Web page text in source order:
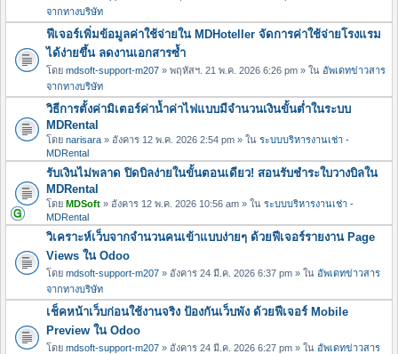
จากทางบริษัท
ฟีเจอร์เพิ่มข้อมูลค่าใช้จ่ายใน MDHoteller จัดการค่าใช้จ่ายโรงแรม
ได้ง่ายขึ้น ลดงานเอกสารซ้ำ
โดย mdsoft-support-m207 » พฤหัสฯ. 21 พ.ค. 2026 6:26 pm » ใน อัพเดทข่าวสาร
จากทางบริษัท
วิธีการตั้งค่ามิเตอร์ค่าน้ำค่าไฟแบบมีจำนวนเงินขั้นต่ำในระบบ
MDRental
โดย narisara » อังคาร 12 พ.ค. 2026 2:54 pm » ใน ระบบบริหารงานเช่า -
MDRental
รับเงินไม่พลาด ปิดบิลง่ายในขั้นตอนเดียว! สอนรับชำระใบวางบิลใน
MDRental
โดย MDSoft » อังคาร 12 พ.ค. 2026 10:56 am » ใน ระบบบริหารงานเช่า -
MDRental
วิเคราะห์เว็บจากจำนวนคนเข้าแบบง่ายๆ ด้วยฟีเจอร์รายงาน Page
Views ใน Odoo
โดย mdsoft-support-m207 » อังคาร 24 มี.ค. 2026 6:37 pm » ใน อัพเดทข่าวสาร
จากทางบริษัท
เช็คหน้าเว็บก่อนใช้งานจริง ป้องกันเว็บพัง ด้วยฟีเจอร์ Mobile
Preview ใน Odoo
โดย mdsoft-support-m207 » อังคาร 24 มี.ค. 2026 6:27 pm » ใน อัพเดทข่าวสาร